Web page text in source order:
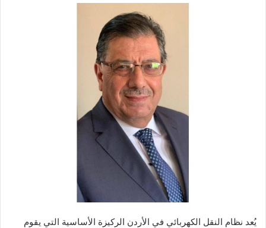
يُعد نظام النقل الكهربائي في الأردن الركيزة الأساسية التي يقوم